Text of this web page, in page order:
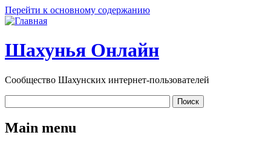
Перейти к основному содержанию
Шахунья Онлайн
Сообщество Шахунских интернет-пользователей
Main menu